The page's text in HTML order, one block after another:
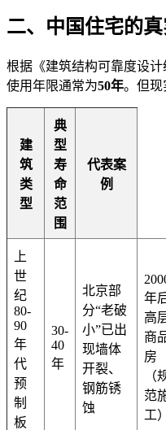
二、中国住宅的
根据《建筑结构可靠度设
使用年限通常为50年。但现
建
筑
类
型
典
型
寿
命
范
围
代表案
例
上
世
纪
80-
90
年
代
预
制
板
30-
40
年
北京部
分“老破
小”已出
现墙体
开裂、
钢筋锈
蚀
年
高
商
房
（
范
工）